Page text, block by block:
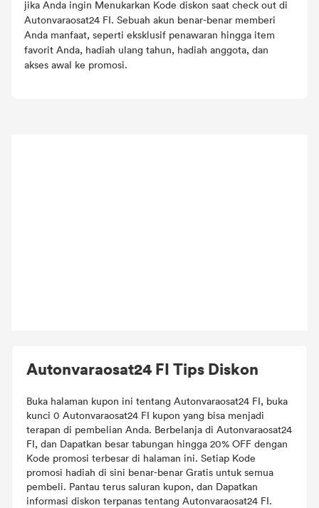
Autonvaraosat24 FI Tips Diskon
Buka halaman kupon ini tentang Autonvaraosat24 FI, buka
kunci 0 Autonvaraosat24 FI kupon yang bisa menjadi
terapan di pembelian Anda. Berbelanja di Autonvaraosat24
FI, dan Dapatkan besar tabungan hingga 20% OFF dengan
Kode promosi terbesar di halaman ini. Setiap Kode
promosi hadiah di sini benar-benar Gratis untuk semua
pembeli. Pantau terus saluran kupon, dan Dapatkan
informasi diskon terpanas tentang Autonvaraosat24 FI.
jika Anda ingin Menukarkan Kode diskon saat check out di
Autonvaraosat24 FI. Sebuah akun benar-benar memberi
Anda manfaat, seperti eksklusif penawaran hingga item
favorit Anda, hadiah ulang tahun, hadiah anggota, dan
akses awal ke promosi.